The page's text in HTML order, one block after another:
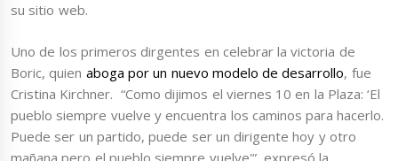
su sitio web.
Uno de los primeros dirgentes en celebrar la victoria de
Boric, quien aboga por un nuevo modelo de desarrollo, fue
Cristina Kirchner. “Como dijimos el viernes 10 en la Plaza: ‘El
pueblo siempre vuelve y encuentra los caminos para hacerlo.
Puede ser un partido, puede ser un dirigente hoy y otro
mañana pero el pueblo siempre vuelve'”, expresó la